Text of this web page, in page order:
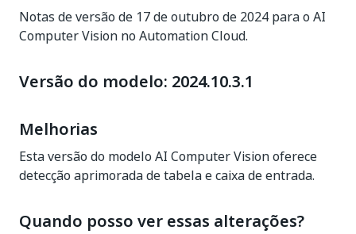
Notas de versão de 17 de outubro de 2024 para o AI
Computer Vision no Automation Cloud.
Versão do modelo: 2024.10.3.1
Melhorias
Esta versão do modelo AI Computer Vision oferece
detecção aprimorada de tabela e caixa de entrada.
Quando posso ver essas alterações?